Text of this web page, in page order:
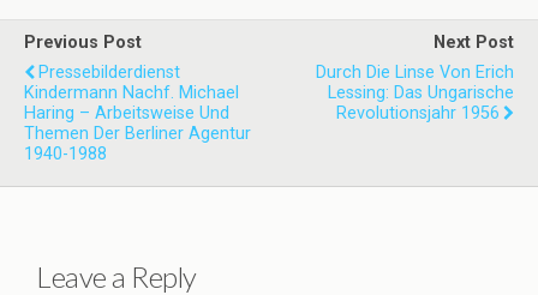
Previous Post
Pressebilderdienst
Kindermann Nachf. Michael
Haring – Arbeitsweise Und
Themen Der Berliner Agentur
1940-1988
Next Post
Durch Die Linse Von Erich
Lessing: Das Ungarische
Revolutionsjahr 1956
Leave a Reply